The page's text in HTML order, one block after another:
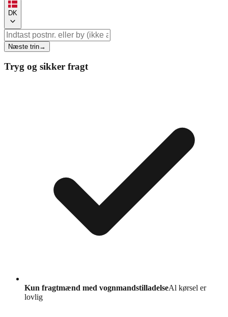
DK
Næste trin→
Tryg og sikker fragt
Kun fragtmænd med vognmandstilladelseAl kørsel er
lovlig